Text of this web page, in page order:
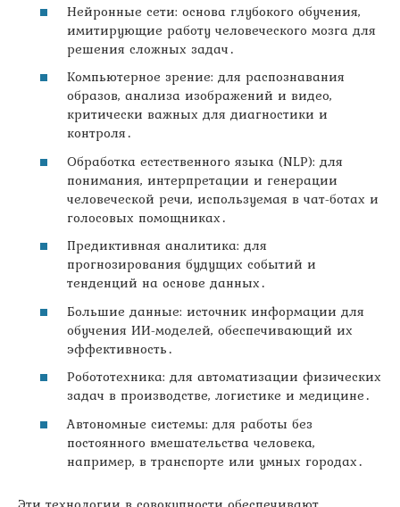
Нейронные сети: основа глубокого обучения,
имитирующие работу человеческого мозга для
решения сложных задач․
Компьютерное зрение: для распознавания
образов, анализа изображений и видео,
критически важных для диагностики и
контроля․
Обработка естественного языка (NLP): для
понимания, интерпретации и генерации
человеческой речи, используемая в чат-ботах и
голосовых помощниках․
Предиктивная аналитика: для
прогнозирования будущих событий и
тенденций на основе данных․
Большие данные: источник информации для
обучения ИИ-моделей, обеспечивающий их
эффективность․
Робототехника: для автоматизации физических
задач в производстве, логистике и медицине․
Автономные системы: для работы без
постоянного вмешательства человека,
например, в транспорте или умных городах․